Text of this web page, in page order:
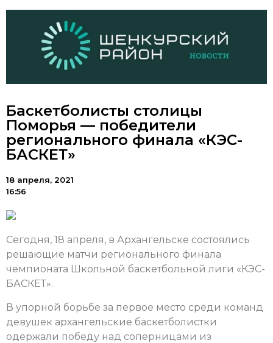
Баскетболисты столицы
Поморья — победители
регионального финала «КЭС-
БАСКЕТ»
18 апреля, 2021
16:56
Сегодня, 18 апреля, в Архангельске состоялись
решающие матчи регионального финала
чемпионата Школьной баскетбольной лиги «КЭС-
БАСКЕТ».
В упорной борьбе за первое место среди команд
девушек архангельские баскетболистки
одержали победу над соперницами из